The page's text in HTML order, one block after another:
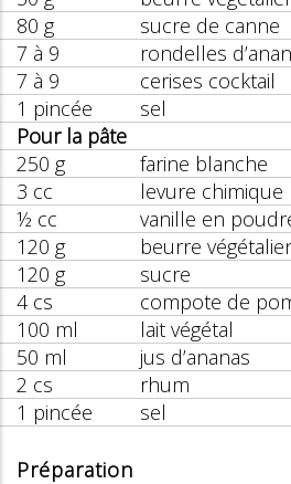
80 g
sucre de canne
7 à 9
rondelles
7 à 9
cerises cocktail
1 pincée
sel
Pour la pâte
250 g
farine blanche
3 cc
levure chimique
½ cc
vanille en
120 g
beurre
120 g
sucre
4 cs
compote de
100 ml
lait végétal
50 ml
jus d’ananas
2 cs
rhum
1 pincée
sel
Préparation